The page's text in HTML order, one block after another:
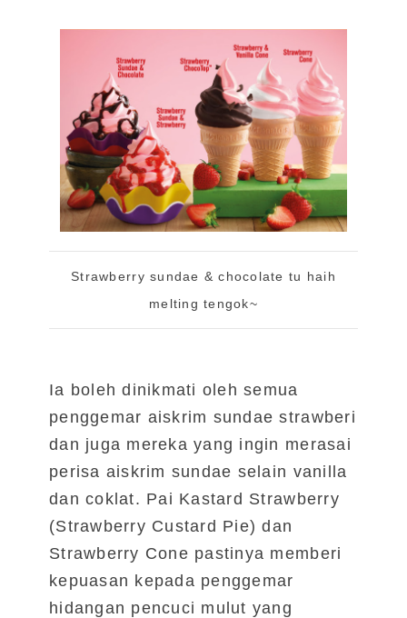
Strawberry sundae & chocolate tu haih
melting tengok~
Ia boleh dinikmati oleh semua
penggemar aiskrim sundae strawberi
dan juga mereka yang ingin merasai
perisa aiskrim sundae selain vanilla
dan coklat. Pai Kastard Strawberry
(Strawberry Custard Pie) dan
Strawberry Cone pastinya memberi
kepuasan kepada penggemar
hidangan pencuci mulut yang